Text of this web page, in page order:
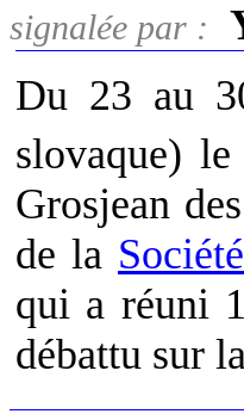
signalée par :
Du 23 au
slovaque) le
Grosjean
de la
qui a réuni
débattu sur